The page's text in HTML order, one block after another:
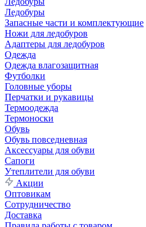
Ледобуры
Запасные части и комплектующие
Ножи для ледобуров
Адаптеры для ледобуров
Одежда
Одежда влагозащитная
Футболки
Головные уборы
Перчатки и рукавицы
Термоодежда
Термоноски
Обувь
Обувь повседневная
Аксессуары для обуви
Сапоги
Утеплители для обуви
Акции
Оптовикам
Сотрудничество
Доставка